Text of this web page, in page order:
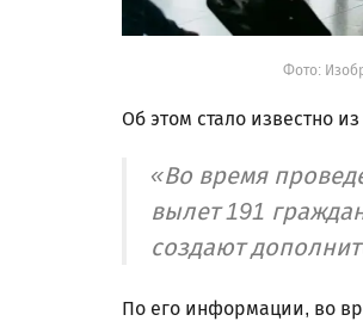
Фото:
Об этом стало известно
«Во время
вылет 191
создают
По его информации, во